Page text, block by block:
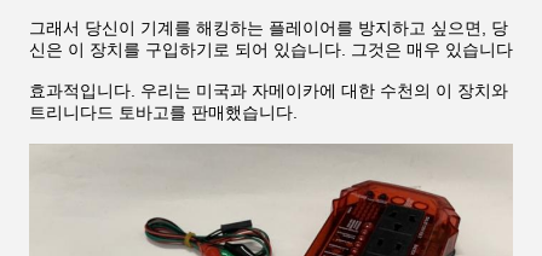
그래서 당신이 기계를 해킹하는 플레이어를 방지하고 싶으면, 당
신은 이 장치를 구입하기로 되어 있습니다. 그것은 매우 있습니다
효과적입니다. 우리는 미국과 자메이카에 대한 수천의 이 장치와
트리니다드 토바고를 판매했습니다.